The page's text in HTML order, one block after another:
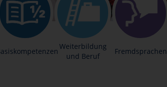
Weiterbildung
und Beruf
Fremdsprachen